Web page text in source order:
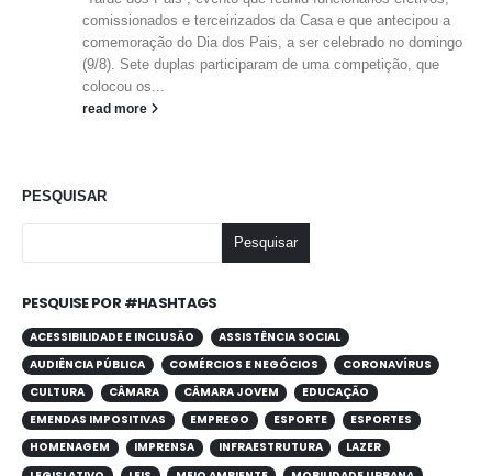
comissionados e terceirizados da Casa e que antecipou a
comemoração do Dia dos Pais, a ser celebrado no domingo
(9/8). Sete duplas participaram de uma competição, que
colocou os...
read more
PESQUISAR
Pesquisar
PESQUISE POR #HASHTAGS
ACESSIBILIDADE E INCLUSÃO
ASSISTÊNCIA SOCIAL
AUDIÊNCIA PÚBLICA
COMÉRCIOS E NEGÓCIOS
CORONAVÍRUS
CULTURA
CÂMARA CÂMARA JOVEM
EDUCAÇÃO
EMENDAS IMPOSITIVAS
EMPREGO ESPORTE
ESPORTES
HOMENAGEM
IMPRENSA INFRAESTRUTURA
LAZER